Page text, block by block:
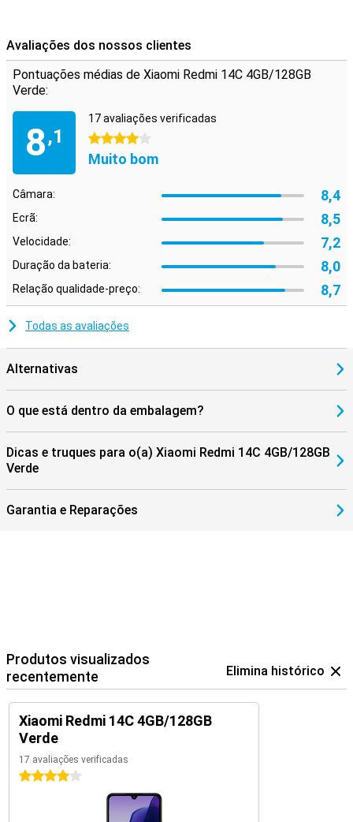
Avaliações dos nossos clientes
Pontuações médias de Xiaomi Redmi 14C 4GB/128GB
Verde:
8,1
17 avaliações verificadas
4 estrelas
Muito bom
Câmara: 8,4
Ecrã: 8,5
Velocidade: 7,2
Duração da bateria: 8,0
Relação qualidade-preço: 8,7
Todas as avaliações
Alternativas
O que está dentro da embalagem?
Dicas e truques para o(a) Xiaomi Redmi 14C 4GB/128GB
Verde
Garantia e Reparações
Produtos visualizados
recentemente
Elimina histórico
Xiaomi Redmi 14C 4GB/128GB
Verde
17 avaliações verificadas
4 estrelas